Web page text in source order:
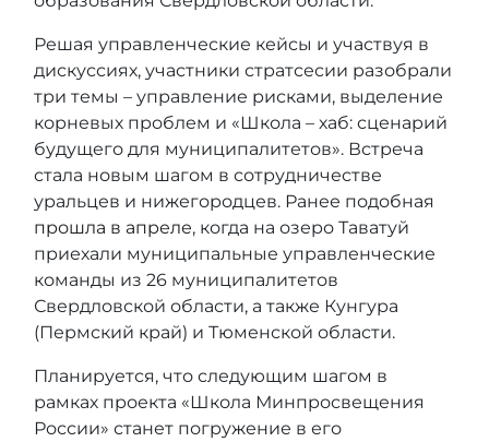
Решая управленческие кейсы и участвуя в
дискуссиях, участники стратсесии разобрали
три темы – управление рисками, выделение
корневых проблем и «Школа – хаб: сценарий
будущего для муниципалитетов». Встреча
стала новым шагом в сотрудничестве
уральцев и нижегородцев. Ранее подобная
прошла в апреле, когда на озеро Таватуй
приехали муниципальные управленческие
команды из 26 муниципалитетов
Свердловской области, а также Кунгура
(Пермский край) и Тюменской области.
Планируется, что следующим шагом в
рамках проекта «Школа Минпросвещения
России» станет погружение в его